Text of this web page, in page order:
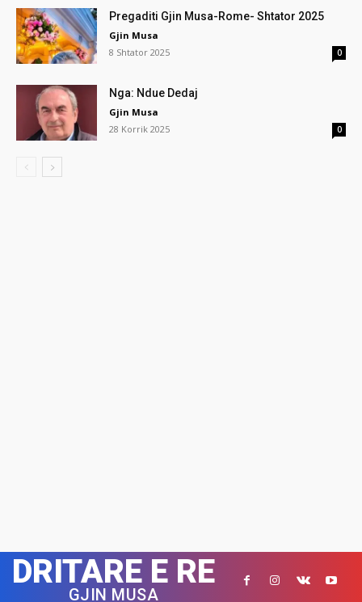
Pregaditi Gjin Musa-Rome- Shtator 2025
Gjin Musa
8 Shtator 2025
0
Nga: Ndue Dedaj
Gjin Musa
28 Korrik 2025
0
DRITARE E RE
GJIN MUSA